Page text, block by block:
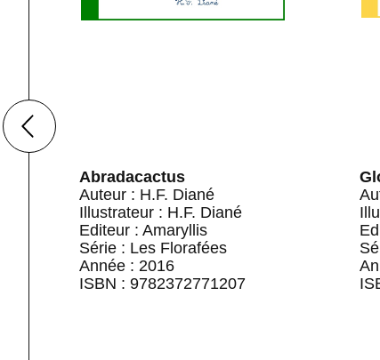
Abradacactus
Auteur : H.F. Diané
Illustrateur : H.F. Diané
Editeur : Amaryllis
Série : Les Florafées
Année : 2016
ISBN : 9782372771207